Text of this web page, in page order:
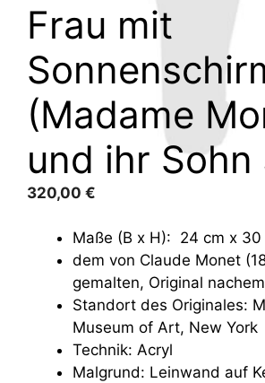
Frau mit
(Madame
und ihr Sohn
320,00 €
Maße (B x H): 24 cm x 30
dem von Claude Monet
gemalten, Original
Standort des Originales:
Museum of Art, New York
Technik: Acryl
Malgrund: Leinwand auf